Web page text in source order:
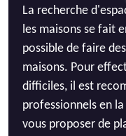
La recherche
les maisons se fait
possible de faire
maisons. Pour
difficiles, il est
professionnels en
vous proposer de